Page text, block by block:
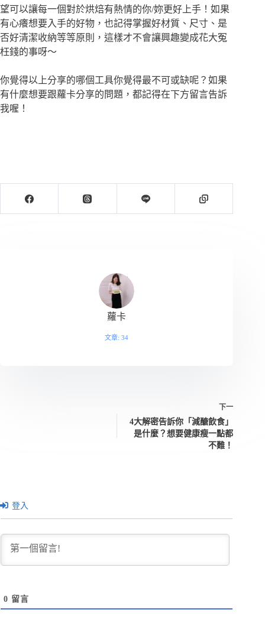
望可以讓每一個對於烘焙有熱情的你/妳更好上手！如果
有心癢想要入手的好物，也記得掌握好材質、尺寸、是
否好清潔收納等等原則，這樣才不會讓興趣變成花大冤
枉錢的事呀～
你覺得以上分享的哪個工具你覺得最不可或缺呢？如果
有什麼想要跟蘿卡分享的問題，都記得在下方留言告訴
我喔！
蘿卡
文章: 34
下一
4大解密告訴你「減醣飲食」
是什麼？想要健康瘦一點都
不難！
登入
0 留言